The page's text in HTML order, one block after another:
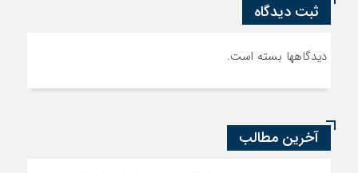
ثبت دیدگاه
دیدگاهها بسته است.
آخرین مطالب